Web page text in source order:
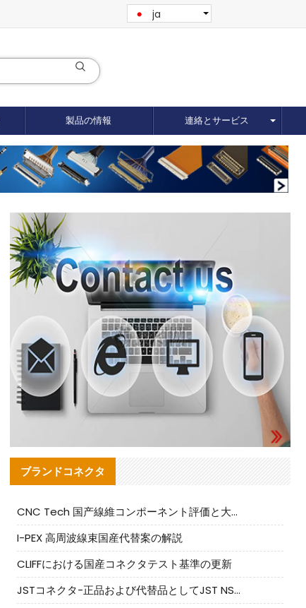
ja
製品の情報 連絡とサービス
ブランドコネクタ
CNC Tech 国产線維コンポーネント評価と大量生産適合ガイド
I-PEX 高周波線束国産代替案の解説
CLIFFにおける国産コネクタテスト基準の更新
JSTコネクタ-正品および代替品としてJST NSHR-02V-Sコネクタを提供します